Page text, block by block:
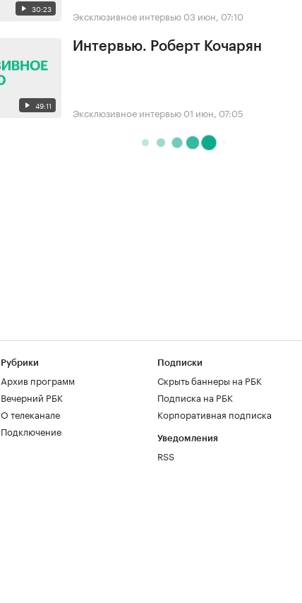
30:23 Эксклюзивное интервью 03 июн, 07:10
49:11
Интервью. Роберт Кочарян
Эксклюзивное интервью 01 июн, 07:05
Рубрики
Архив программ
Вечерний РБК
О телеканале
Подключение
Подписки
Скрыть баннеры на РБК
Подписка на РБК
Корпоративная подписка
Уведомления
RSS